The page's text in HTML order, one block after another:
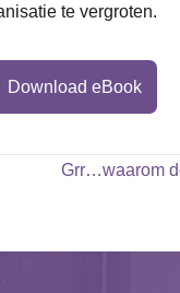
te vergroten.
Download eBook
Grr…waarom